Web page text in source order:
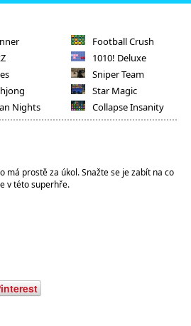
Nights
Football Crush
1010! Deluxe
Sniper Team
Star Magic
Collapse Insanity
má prostě za úkol. Snažte se je zabít na co
v této superhře.